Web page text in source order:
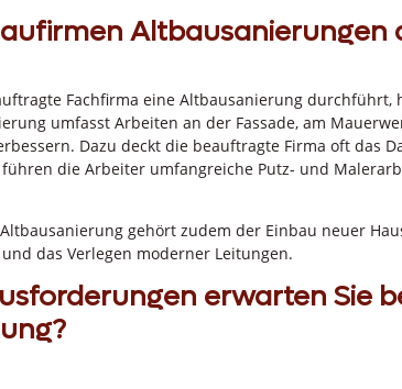
Altbausanierungen
Fachfirma eine Altbausanierung durchführt,
umfasst Arbeiten an der Fassade, am
Dazu deckt die beauftragte Firma oft das
die Arbeiter umfangreiche Putz- und
gehört zudem der Einbau neuer
das Verlegen moderner Leitungen.
erwarten Sie